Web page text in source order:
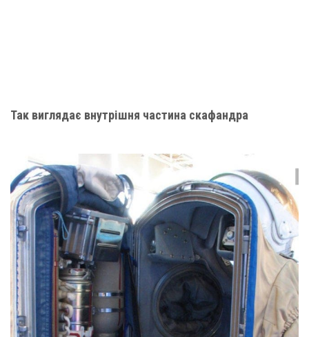
Так виглядає внутрішня частина скафандра